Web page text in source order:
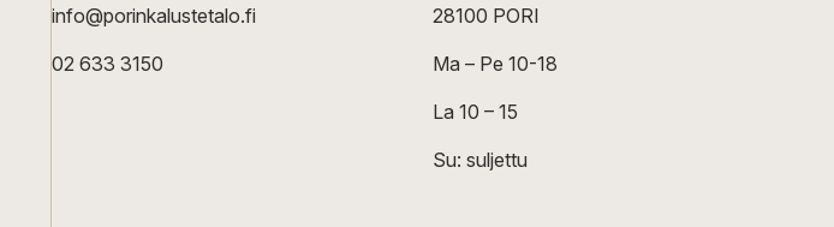
info@porinkalustetalo.fi
02 633 3150
28100 PORI
Ma – Pe 10-18
La 10 – 15
Su: suljettu